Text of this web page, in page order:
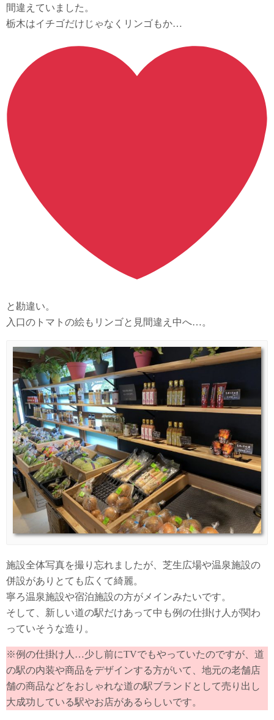
間違えていました。
栃木はイチゴだけじゃなくリンゴもか…
と勘違い。
入口のトマトの絵もリンゴと見間違え中へ…。
施設全体写真を撮り忘れましたが、芝生広場や温泉施設の
併設がありとても広くて綺麗。
寧ろ温泉施設や宿泊施設の方がメインみたいです。
そして、新しい道の駅だけあって中も例の仕掛け人が関わ
っていそうな造り。
※例の仕掛け人…少し前にTVでもやっていたのですが、道
の駅の内装や商品をデザインする方がいて、地元の老舗店
舗の商品などをおしゃれな道の駅ブランドとして売り出し
大成功している駅やお店があるらしいです。